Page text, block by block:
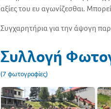
αξίες του ευ αγωνίζεσθαι.
Συγχαρητήρια για την άψογη
Συλλογή
(7 φωτογραφίες)